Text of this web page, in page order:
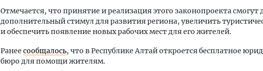
Отмечается, что принятие и реализация этого законопроекта смогут
дополнительный стимул для развития региона, увеличить
и обеспечить появление новых рабочих мест для его жителей.
Ранее сообщалось, что в Республике Алтай откроется бесплатное
бюро для помощи жителям.